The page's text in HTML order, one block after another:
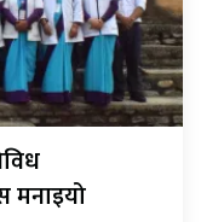
मनाइयो